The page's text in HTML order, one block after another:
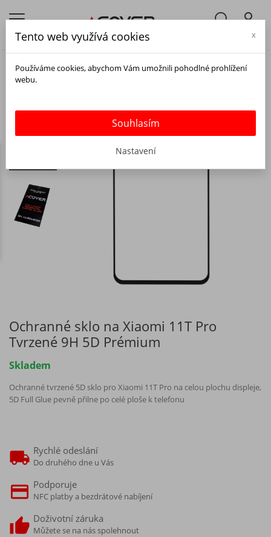
Ochranné sklo na Xiaomi 11T Pro
Tvrzené 9H 5D Prémium
Skladem
Ochranné tvrzené 5D sklo pro Xiaomi 11T Pro na celou plochu displeje,
5D Full Glue pevně přilne po celé ploše k telefonu
Rychlé odeslání
Do druhého dne u Vás
Podporuje
NFC platby a bezdrátové nabíjení
Doživotní záruka
Můžete se na nás spolehnout
Tento web využívá cookies x
Používáme cookies, abychom Vám umožnili pohodlné prohlížení
webu.
Souhlasím
Nastavení